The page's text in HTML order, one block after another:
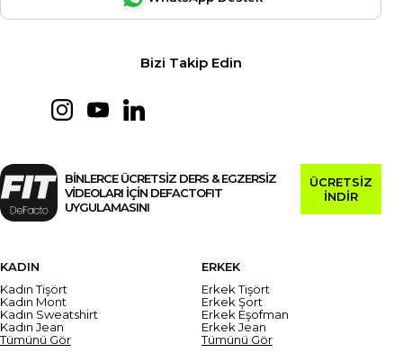
Bizi Takip Edin
BİNLERCE ÜCRETSİZ DERS & EGZERSİZ
VİDEOLARI İÇİN DEFACTOFIT
UYGULAMASINI
ÜCRETSİZ
İNDİR
KADIN
Kadın Tişört
Kadın Mont
Kadın Sweatshirt
Kadın Jean
Tümünü Gör
ERKEK
Erkek Tişört
Erkek Şort
Erkek Eşofman
Erkek Jean
Tümünü Gör